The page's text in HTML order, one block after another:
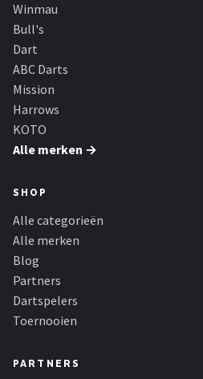
KOTO
Unicorn
Alle merken →
Winmau
Bull's
Dart
ABC Darts
Mission
Harrows
KOTO
Alle merken →
SHOP
Alle categorieën
Alle merken
Blog
Partners
Dartspelers
Toernooien
PARTNERS